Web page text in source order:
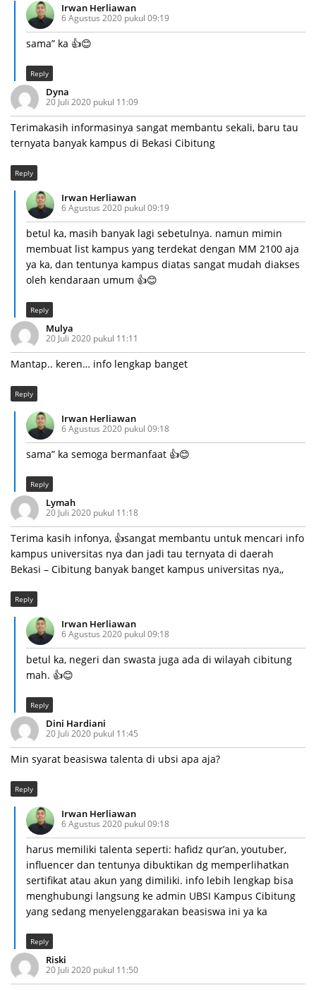
Irwan Herliawan
6 Agustus 2020 pukul 09:19
sama” ka 👍😊
Reply
Dyna
20 Juli 2020 pukul 11:09
Terimakasih informasinya sangat membantu sekali, baru tau
ternyata banyak kampus di Bekasi Cibitung
Reply
Irwan Herliawan
6 Agustus 2020 pukul 09:19
betul ka, masih banyak lagi sebetulnya. namun mimin
membuat list kampus yang terdekat dengan MM 2100 aja
ya ka, dan tentunya kampus diatas sangat mudah diakses
oleh kendaraan umum 👍😊
Reply
Mulya
20 Juli 2020 pukul 11:11
Mantap.. keren… info lengkap banget
Reply
Irwan Herliawan
6 Agustus 2020 pukul 09:18
sama” ka semoga bermanfaat 👍😊
Reply
Lymah
20 Juli 2020 pukul 11:18
Terima kasih infonya, 👍sangat membantu untuk mencari info
kampus universitas nya dan jadi tau ternyata di daerah
Bekasi – Cibitung banyak banget kampus universitas nya,,
Reply
Irwan Herliawan
6 Agustus 2020 pukul 09:18
betul ka, negeri dan swasta juga ada di wilayah cibitung
mah. 👍😊
Reply
Dini Hardiani
20 Juli 2020 pukul 11:45
Min syarat beasiswa talenta di ubsi apa aja?
Reply
Irwan Herliawan
6 Agustus 2020 pukul 09:18
harus memiliki talenta seperti: hafidz qur’an, youtuber,
influencer dan tentunya dibuktikan dg memperlihatkan
sertifikat atau akun yang dimiliki. info lebih lengkap bisa
menghubungi langsung ke admin UBSI Kampus Cibitung
yang sedang menyelenggarakan beasiswa ini ya ka
Reply
Riski
20 Juli 2020 pukul 11:50